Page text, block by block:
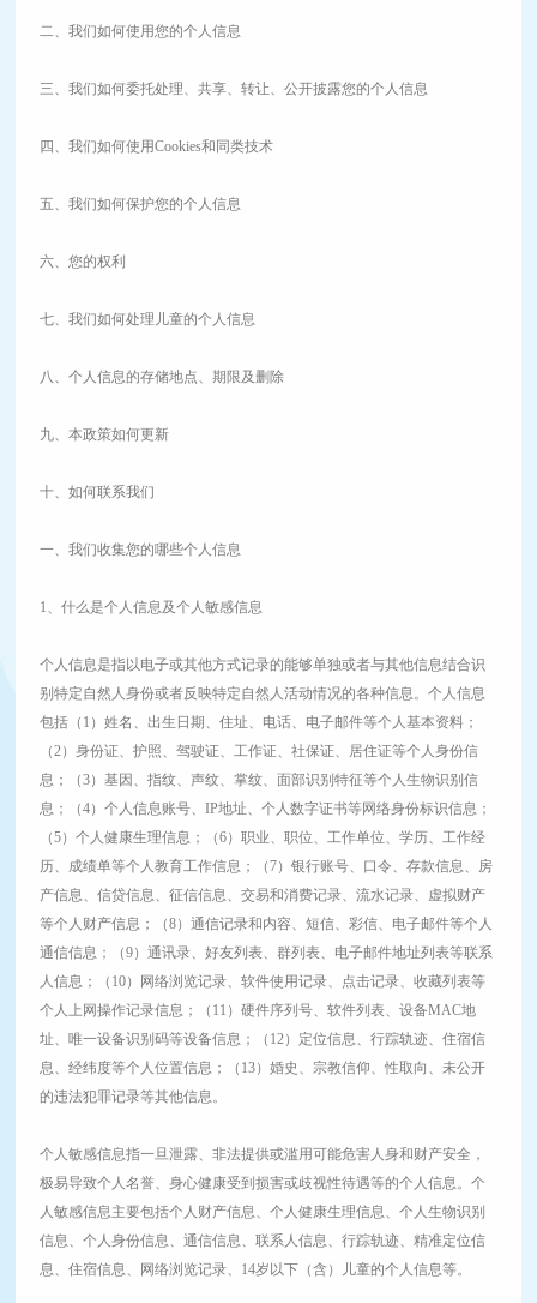
二、我们如何使用您的个人信息
三、我们如何委托处理、共享、转让、公开披露您的个人信息
四、我们如何使用Cookies和同类技术
五、我们如何保护您的个人信息
六、您的权利
七、我们如何处理儿童的个人信息
八、个人信息的存储地点、期限及删除
九、本政策如何更新
十、如何联系我们
一、我们收集您的哪些个人信息
1、什么是个人信息及个人敏感信息
个人信息是指以电子或其他方式记录的能够单独或者与其他信息结合识
别特定自然人身份或者反映特定自然人活动情况的各种信息。个人信息
包括（1）姓名、出生日期、住址、电话、电子邮件等个人基本资料；
（2）身份证、护照、驾驶证、工作证、社保证、居住证等个人身份信
息；（3）基因、指纹、声纹、掌纹、面部识别特征等个人生物识别信
息；（4）个人信息账号、IP地址、个人数字证书等网络身份标识信息；
（5）个人健康生理信息；（6）职业、职位、工作单位、学历、工作经
历、成绩单等个人教育工作信息；（7）银行账号、口令、存款信息、房
产信息、信贷信息、征信信息、交易和消费记录、流水记录、虚拟财产
等个人财产信息；（8）通信记录和内容、短信、彩信、电子邮件等个人
通信信息；（9）通讯录、好友列表、群列表、电子邮件地址列表等联系
人信息；（10）网络浏览记录、软件使用记录、点击记录、收藏列表等
个人上网操作记录信息；（11）硬件序列号、软件列表、设备MAC地
址、唯一设备识别码等设备信息；（12）定位信息、行踪轨迹、住宿信
息、经纬度等个人位置信息；（13）婚史、宗教信仰、性取向、未公开
的违法犯罪记录等其他信息。
个人敏感信息指一旦泄露、非法提供或滥用可能危害人身和财产安全，
极易导致个人名誉、身心健康受到损害或歧视性待遇等的个人信息。个
人敏感信息主要包括个人财产信息、个人健康生理信息、个人生物识别
信息、个人身份信息、通信信息、联系人信息、行踪轨迹、精准定位信
息、住宿信息、网络浏览记录、14岁以下（含）儿童的个人信息等。